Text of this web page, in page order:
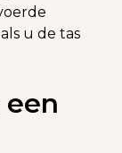
u de tas